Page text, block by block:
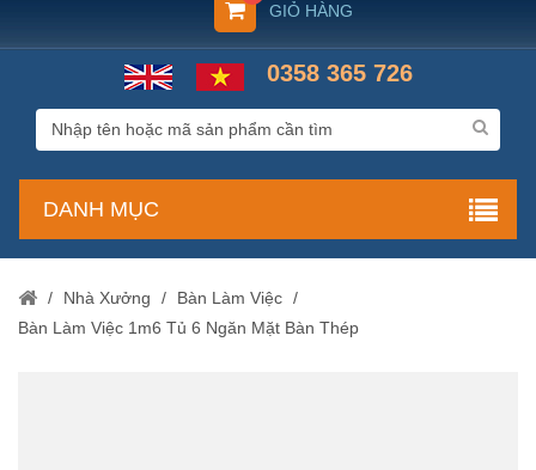
GIỎ HÀNG
0358 365 726
DANH MỤC
/ Nhà Xưởng / Bàn Làm Việc /
Bàn Làm Việc 1m6 Tủ 6 Ngăn Mặt Bàn Thép